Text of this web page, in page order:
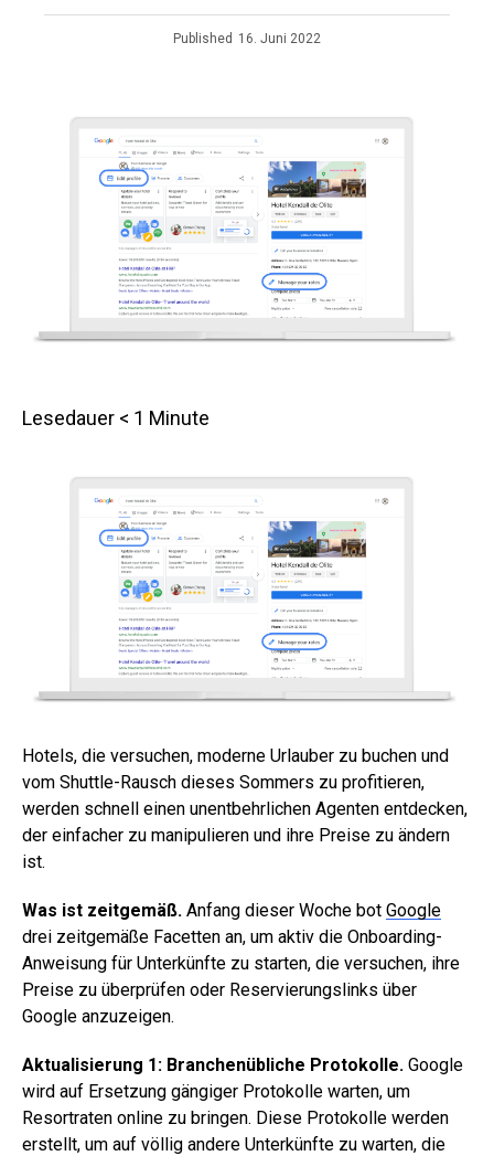
Published 16. Juni 2022
Lesedauer < 1 Minute
Hotels, die versuchen, moderne Urlauber zu buchen und
vom Shuttle-Rausch dieses Sommers zu profitieren,
werden schnell einen unentbehrlichen Agenten entdecken,
der einfacher zu manipulieren und ihre Preise zu ändern
ist.
Was ist zeitgemäß. Anfang dieser Woche bot Google
drei zeitgemäße Facetten an, um aktiv die Onboarding-
Anweisung für Unterkünfte zu starten, die versuchen, ihre
Preise zu überprüfen oder Reservierungslinks über
Google anzuzeigen.
Aktualisierung 1: Branchenübliche Protokolle. Google
wird auf Ersetzung gängiger Protokolle warten, um
Resortraten online zu bringen. Diese Protokolle werden
erstellt, um auf völlig andere Unterkünfte zu warten, die